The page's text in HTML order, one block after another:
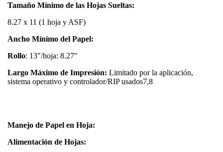
Tamaño Mínimo de las Hojas Sueltas:
8.27 x 11 (1 hoja y ASF)
Ancho Mínimo del Papel:
Rollo: 13"/hoja: 8.27"
Largo Máximo de Impresión: Limitado por la aplicación,
sistema operativo y controlador/RIP usados7,8
Manejo de Papel en Hoja:
Alimentación de Hojas: